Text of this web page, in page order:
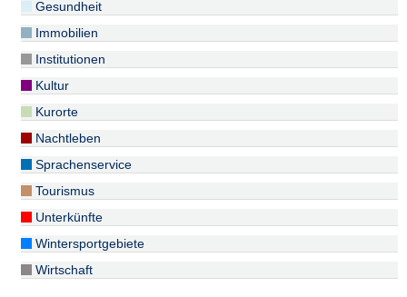
Gesundheit
Immobilien
Institutionen
Kultur
Kurorte
Nachtleben
Sprachenservice
Tourismus
Unterkünfte
Wintersportgebiete
Wirtschaft